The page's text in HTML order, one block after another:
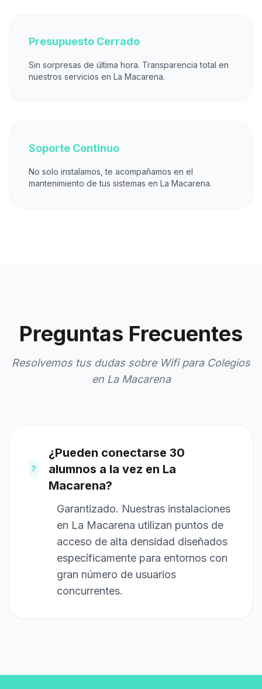
Presupuesto Cerrado
Sin sorpresas de última hora. Transparencia total en
nuestros servicios en La Macarena.
Soporte Continuo
No solo instalamos, te acompañamos en el
mantenimiento de tus sistemas en La Macarena.
Preguntas Frecuentes
Resolvemos tus dudas sobre Wifi para Colegios
en La Macarena
?
¿Pueden conectarse 30
alumnos a la vez en La
Macarena?
Garantizado. Nuestras instalaciones
en La Macarena utilizan puntos de
acceso de alta densidad diseñados
específicamente para entornos con
gran número de usuarios
concurrentes.